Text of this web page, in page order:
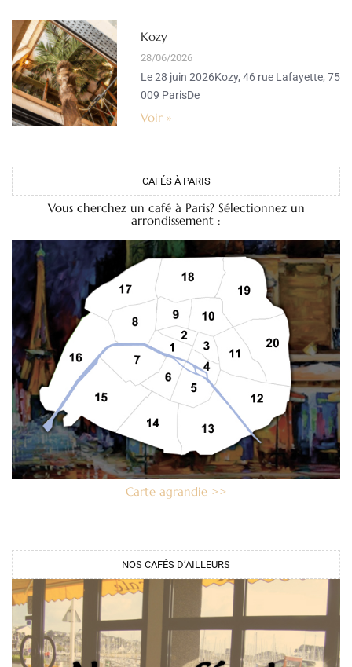
Kozy
28/06/2026
Le 28 juin 2026Kozy, 46 rue Lafayette, 75
009 ParisDe
Voir »
CAFÉS À PARIS
Vous cherchez un café à Paris? Sélectionnez un
arrondissement :
Carte agrandie >>
NOS CAFÉS D’AILLEURS